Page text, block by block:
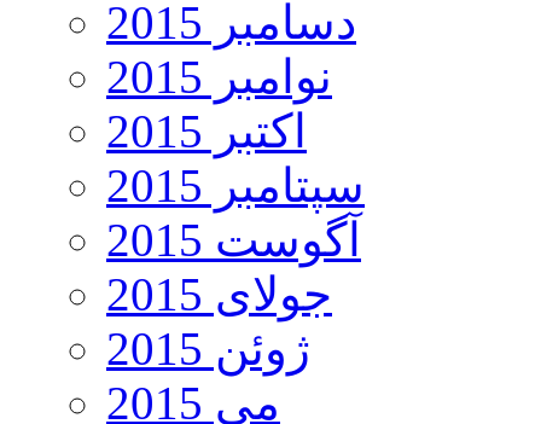
دسامبر 2015
نوامبر 2015
اکتبر 2015
سپتامبر 2015
آگوست 2015
جولای 2015
ژوئن 2015
می 2015